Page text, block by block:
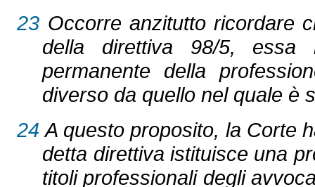
23 Occorre anzitutto ricordare
della direttiva 98/5, essa
permanente della
diverso da quello nel quale è
24 A questo proposito, la Corte
detta direttiva istituisce una
titoli professionali degli